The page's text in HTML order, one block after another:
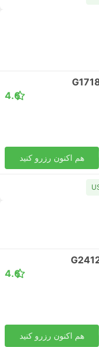
4.6
هم اکنون رزرو کنید
4.6
هم اکنون رزرو کنید